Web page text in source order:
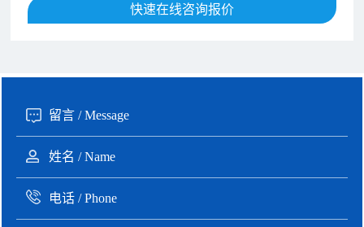
192xxxx2920 周先生 咨询了报价10分钟前
135xxxx6654 张先生 咨询了报价
快速在线咨询报价